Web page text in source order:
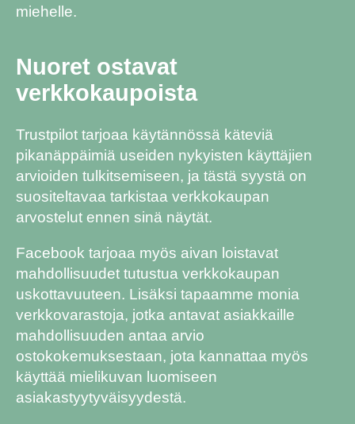
miehelle.
Nuoret ostavat
verkkokaupoista
Trustpilot tarjoaa käytännössä käteviä
pikanäppäimiä useiden nykyisten käyttäjien
arvioiden tulkitsemiseen, ja tästä syystä on
suositeltavaa tarkistaa verkkokaupan
arvostelut ennen sinä näytät.
Facebook tarjoaa myös aivan loistavat
mahdollisuudet tutustua verkkokaupan
uskottavuuteen. Lisäksi tapaamme monia
verkkovarastoja, jotka antavat asiakkaille
mahdollisuuden antaa arvio
ostokokemuksestaan, jota kannattaa myös
käyttää mielikuvan luomiseen
asiakastyytyväisyydestä.